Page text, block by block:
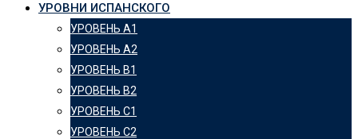
УРОВНИ ИСПАНСКОГО
УРОВЕНЬ А1
УРОВЕНЬ А2
УРОВЕНЬ B1
УРОВЕНЬ B2
УРОВЕНЬ C1
УРОВЕНЬ C2